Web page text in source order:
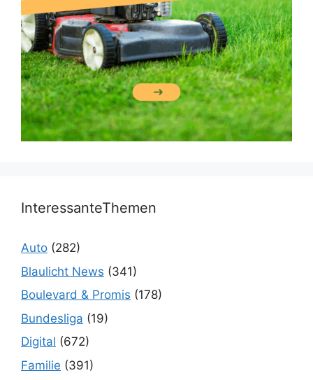
InteressanteThemen
Auto (282)
Blaulicht News (341)
Boulevard & Promis (178)
Bundesliga (19)
Digital (672)
Familie (391)